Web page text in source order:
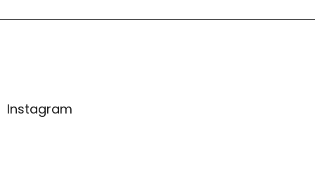
p
Instagram